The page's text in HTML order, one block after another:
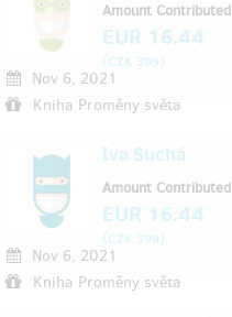
Nov 6, 2021
Kniha Proměny světa
Amount Contributed
EUR 16.44
(CZK 399)
Iva Suchá
Nov 6, 2021
Kniha Proměny světa
Amount Contributed
EUR 16.44
(CZK 399)